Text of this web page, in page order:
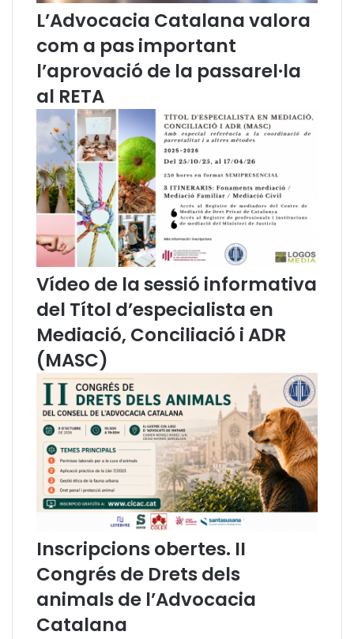
i
e
l
a
t
r
e
s
A
D
R
t
a
t
l
i
a
i
s
u
c
c
e
s
i
n
L’Advocacia Catalana valora
com a pas important
l’aprovació de la passarel·la
al RETA
Vídeo de la sessió informativa
del Títol d’especialista en
Mediació, Conciliació i ADR
(MASC)
Inscripcions obertes. II
Congrés de Drets dels
animals de l’Advocacia
Catalana